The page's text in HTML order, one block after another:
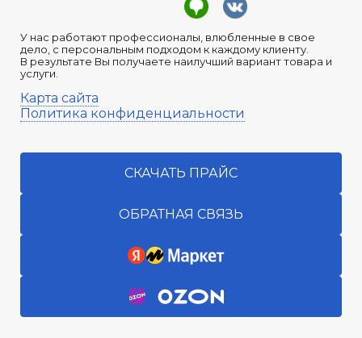
У нас работают профессионалы, влюбленные в свое
дело, с персональным подходом к каждому клиенту.
В результате Вы получаете наилучший вариант товара и
услуги.
Карта сайта
Политика конфиденциальности
СКАЧАТЬ ПРАЙС
ОБРАТНАЯ СВЯЗЬ